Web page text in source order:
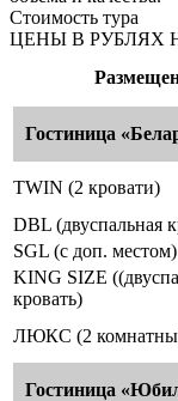
Стоимость тура
ЦЕНЫ В РУБЛЯХ
Гостиница
TWIN (2 кровати)
DBL (двуспальная
SGL (с доп. местом)
KING SIZE
кровать)
ЛЮКС (2
Гостиница